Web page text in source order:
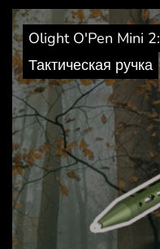
Olight O'Pen Mini 2:
Тактическая ручка